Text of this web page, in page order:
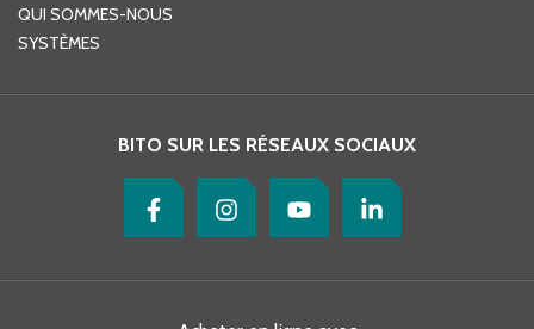
QUI SOMMES-NOUS
SYSTÈMES
BITO SUR LES RÉSEAUX SOCIAUX